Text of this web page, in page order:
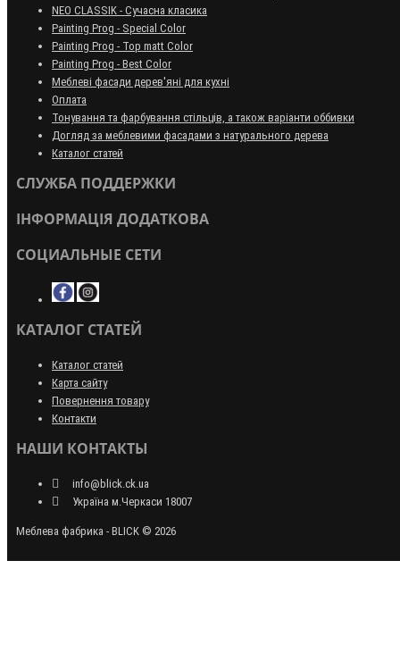
NEO CLASSIK - Сучасна класика
Painting Prog - Special Color
Painting Prog - Top matt Color
Painting Prog - Best Color
Меблеві фасади дерев'яні для кухні
Оплата
Тонування та фарбування стільців, а також варіанти оббивки
Догляд за меблевими фасадами з натурального дерева
Каталог статей
СЛУЖБА ПОДДЕРЖКИ
ІНФОРМАЦІЯ ДОДАТКОВА
СОЦИАЛЬНЫЕ СЕТИ
КАТАЛОГ СТАТЕЙ
Каталог статей
Карта сайту
Повернення товару
Контакти
НАШИ КОНТАКТЫ
info@blick.ck.ua
Україна м.Черкаси 18007
Меблева фабрика - BLICK © 2026